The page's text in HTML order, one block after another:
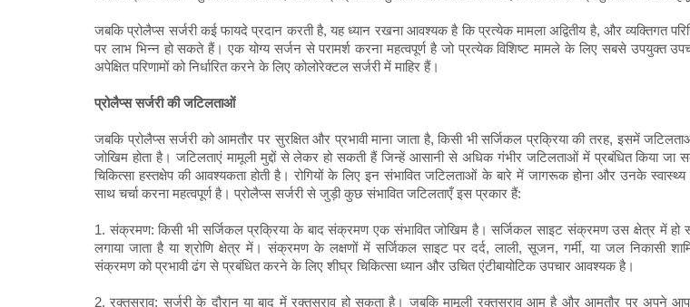
जबकि प्रोलैप्स सर्जरी कई फायदे प्रदान करती है, यह ध्यान रखना आवश्यक है कि प्रत्येक मामला अद्वितीय है, और व्यक्तिगत
पर लाभ भिन्न हो सकते हैं। एक योग्य सर्जन से परामर्श करना महत्वपूर्ण है जो प्रत्येक विशिष्ट मामले के लिए सबसे उपयुक्त
अपेक्षित परिणामों को निर्धारित करने के लिए कोलोरेक्टल सर्जरी में माहिर हैं।
प्रोलैप्स सर्जरी की जटिलताओं
जबकि प्रोलैप्स सर्जरी को आमतौर पर सुरक्षित और प्रभावी माना जाता है, किसी भी सर्जिकल प्रक्रिया की तरह, इसमें
जोखिम होता है। जटिलताएं मामूली मुद्दों से लेकर हो सकती हैं जिन्हें आसानी से अधिक गंभीर जटिलताओं में प्रबंधित किया जा
चिकित्सा हस्तक्षेप की आवश्यकता होती है। रोगियों के लिए इन संभावित जटिलताओं के बारे में जागरूक होना और उनके
साथ चर्चा करना महत्वपूर्ण है। प्रोलैप्स सर्जरी से जुड़ी कुछ संभावित जटिलताएँ इस प्रकार हैं:
1. संक्रमण: किसी भी सर्जिकल प्रक्रिया के बाद संक्रमण एक संभावित जोखिम है। सर्जिकल साइट संक्रमण उस क्षेत्र में हो
लगाया जाता है या श्रोणि क्षेत्र में। संक्रमण के लक्षणों में सर्जिकल साइट पर दर्द, लाली, सूजन, गर्मी, या जल निकासी
संक्रमण को प्रभावी ढंग से प्रबंधित करने के लिए शीघ्र चिकित्सा ध्यान और उचित एंटीबायोटिक उपचार आवश्यक है।
2. रक्तस्राव: सर्जरी के दौरान या बाद में रक्तस्राव हो सकता है। जबकि मामूली रक्तस्राव आम है और आमतौर पर अपने आप